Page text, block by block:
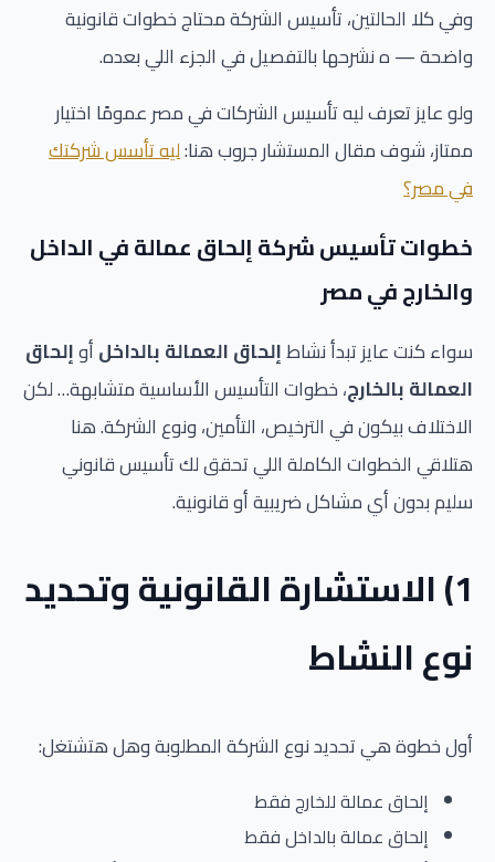
وفي كلا الحالتين، تأسيس الشركة محتاج خطوات قانونية
واضحة — ه نشرحها بالتفصيل في الجزء اللي بعده.
ولو عايز تعرف ليه تأسيس الشركات في مصر عمومًا اختيار
ممتاز، شوف مقال المستشار جروب هنا:ليه تأسس شركتك
في مصر؟
خطوات تأسيس شركة إلحاق عمالة في الداخل
والخارج في مصر
سواء كنت عايز تبدأ نشاطإلحاق العمالة بالداخلأوإلحاق
العمالة بالخارج، خطوات التأسيس الأساسية متشابهة… لكن
الاختلاف بيكون في الترخيص، التأمين، ونوع الشركة. هنا
هتلاقي الخطوات الكاملة اللي تحقق لك تأسيس قانوني
سليم بدون أي مشاكل ضريبية أو قانونية.
1) الاستشارة القانونية وتحديد
نوع النشاط
أول خطوة هي تحديد نوع الشركة المطلوبة وهل هتشتغل:
إلحاق عمالة للخارج فقط
إلحاق عمالة بالداخل فقط